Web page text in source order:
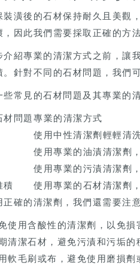
裝潢後的石材保持耐久且美觀
，因此我們需要採取正確的方
介紹專業的清潔方式之前，讓
。針對不同的石材問題，我們
些常見的石材問題及其專業的
材問題 專業的清潔方式
使用中性清潔劑輕輕清
使用專業的油漬清潔劑
使用專業的污漬清潔劑
積
使用專業的石材清潔劑
正確的清潔劑，我們還需要注
使用含酸性的清潔劑，以免損
清潔石材，避免污漬和污垢的
軟毛刷或布，避免使用磨損劑